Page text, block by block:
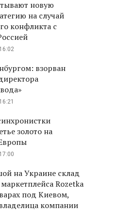
новую
на случай
конфликта с
взорван
золото на
на Украине склад
Rozetka
под Киевом,
компании